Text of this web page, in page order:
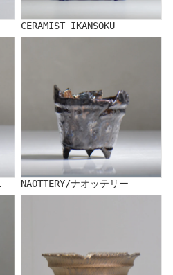
CERAMIST IKANSOKU
NAOTTERY/ナオッテリー
YUKIHITO NAKATA